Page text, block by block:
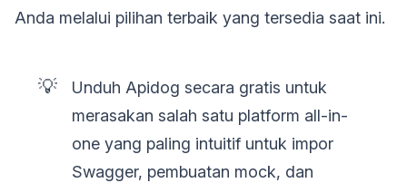
Anda melalui pilihan terbaik yang tersedia saat ini.
💡
Unduh Apidog secara gratis untuk
merasakan salah satu platform all-in-
one yang paling intuitif untuk impor
Swagger, pembuatan mock, dan